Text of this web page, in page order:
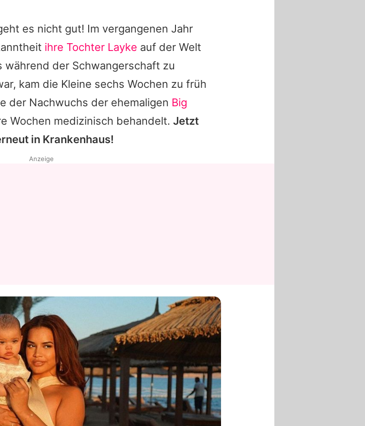
es nicht gut! Im vergangenen Jahr
ihre Tochter Layke auf der Welt
während der Schwangerschaft zu
kam die Kleine sechs Wochen zu früh
der Nachwuchs der ehemaligen Big
Wochen medizinisch behandelt. Jetzt
in Krankenhaus!
Anzeige